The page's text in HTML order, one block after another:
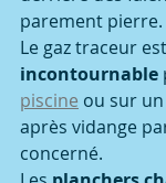
parement pierre.
Le gaz traceur
incontournable
piscine ou sur
après vidange
concerné.